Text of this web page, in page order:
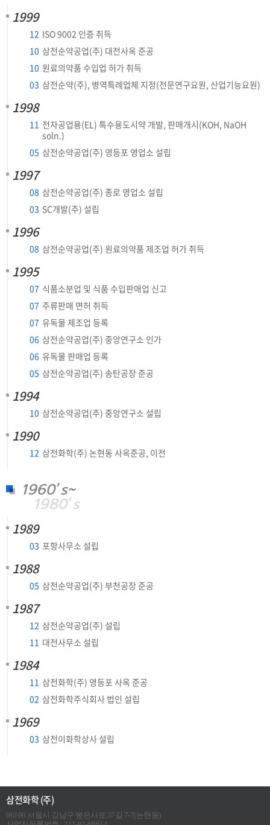
1999
12 ISO 9002 인증 취득
10 삼전순약공업(주) 대전사옥 준공
10 원료의약품 수입업 허가 취득
03 삼전순약(주), 병역특례업체 지정(전문연구요원, 산업기능요원)
1998
11 전자공업용(EL) 특수용도시약 개발, 판매개시(KOH, NaOH
soln.)
05 삼전순약공업(주) 영등포 영업소 설립
1997
08 삼전순약공업(주) 종로 영업소 설립
03 SC개발(주) 설립
1996
08 삼전순약공업(주) 원료의약품 제조업 허가 취득
1995
07 식품소분업 및 식품 수입판매업 신고
07 주류판매 면허 취득
07 유독물 제조업 등록
06 삼전순약공업(주) 중앙연구소 인가
06 유독물 판매업 등록
05 삼전순약공업(주) 송탄공장 준공
1994
10 삼전순약공업(주) 중앙연구소 설립
1990
12 삼전화학(주) 논현동 사옥준공, 이전
1960’s~
1980’s
1989
03 포항사무소 설립
1988
05 삼전순약공업(주) 부천공장 준공
1987
12 삼전순약공업(주) 설립
11 대전사무소 설립
1984
11 삼전화학(주) 영등포 사옥 준공
02 삼전화학주식회사 법인 설립
1969
03 삼전이화학상사 설립
삼전화학 (주)
06109 서울시 강남구 봉은사로 37길 7-7(논현동)